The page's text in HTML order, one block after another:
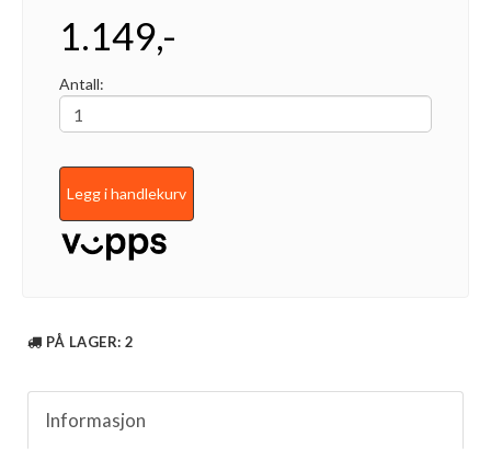
1.149,-
Antall:
Legg i handlekurv
PÅ LAGER: 2
Informasjon